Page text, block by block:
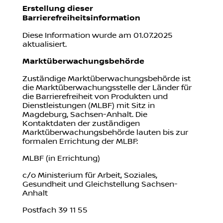
Erstellung dieser
Barrierefreiheitsinformation
Diese Information wurde am 01.07.2025
aktualisiert.
Marktüberwachungsbehörde
Zuständige Marktüberwachungsbehörde ist
die Marktüberwachungsstelle der Länder für
die Barrierefreiheit von Produkten und
Dienstleistungen (MLBF) mit Sitz in
Magdeburg, Sachsen-Anhalt. Die
Kontaktdaten der zuständigen
Marktüberwachungsbehörde lauten bis zur
formalen Errichtung der MLBF:
MLBF (in Errichtung)
c/o Ministerium für Arbeit, Soziales,
Gesundheit und Gleichstellung Sachsen-
Anhalt
Postfach 39 11 55